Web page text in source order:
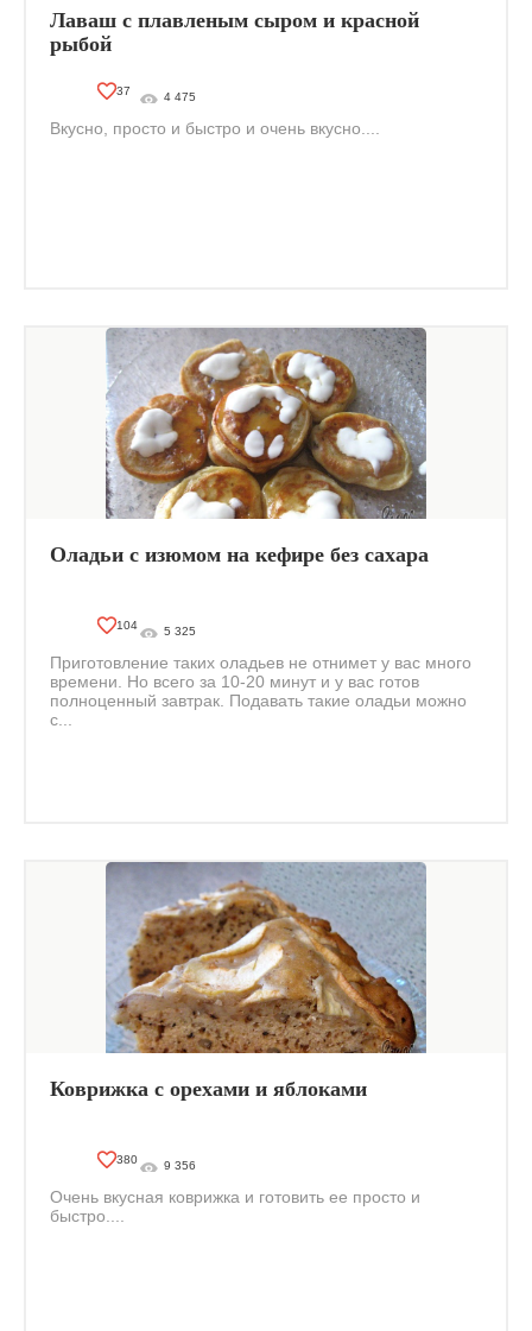
Лаваш с плавленым сыром и красной
рыбой
37 4 475
Вкусно, просто и быстро и очень вкусно....
Оладьи с изюмом на кефире без сахара
104 5 325
Приготовление таких оладьев не отнимет у вас много
времени. Но всего за 10-20 минут и у вас готов
полноценный завтрак. Подавать такие оладьи можно
с...
Коврижка с орехами и яблоками
380 9 356
Очень вкусная коврижка и готовить ее просто и
быстро....